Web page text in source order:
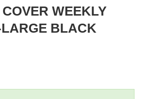
WEEKLY
BLACK